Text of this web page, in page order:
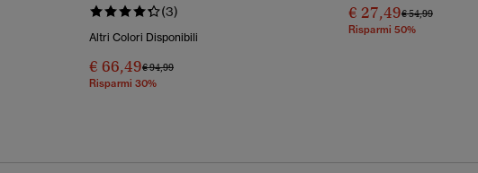
(3)
Altri Colori Disponibili
€ 66,49Prezzo Ridotto Da
€ 94,99A
Risparmi 30%
€ 27,49Prezzo Ridotto Da
€ 54,99A
Risparmi 50%